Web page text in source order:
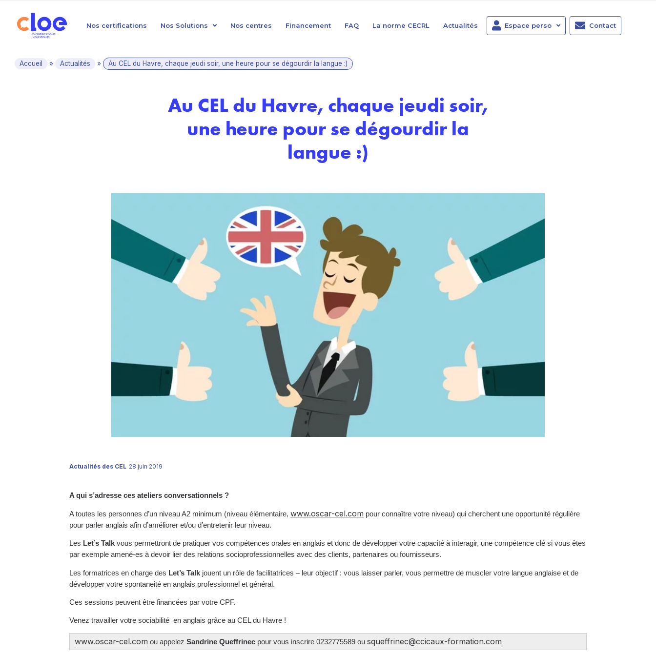
Nos certifications Nos Solutions Nos centres Financement FAQ La norme CECRL Actualités Espace perso Contact
Accueil » Actualités » Au CEL du Havre, chaque jeudi soir, une heure pour se dégourdir la langue :)
Au CEL du Havre, chaque jeudi soir,
une heure pour se dégourdir la
langue :)
Actualités des CEL 28 juin 2019
A qui s’adresse ces ateliers conversationnels ?
A toutes les personnes d’un niveau A2 minimum (niveau élémentaire, www.oscar-cel.com pour connaître votre niveau) qui cherchent une opportunité régulière
pour parler anglais afin d’améliorer et/ou d’entretenir leur niveau.
Les Let’s Talk vous permettront de pratiquer vos compétences orales en anglais et donc de développer votre capacité à interagir, une compétence clé si vous êtes
par exemple amené-es à devoir lier des relations socioprofessionnelles avec des clients, partenaires ou fournisseurs.
Les formatrices en charge des Let’s Talk jouent un rôle de facilitatrices – leur objectif : vous laisser parler, vous permettre de muscler votre langue anglaise et de
développer votre spontaneité en anglais professionnel et général.
Ces sessions peuvent être financées par votre CPF.
Venez travailler votre sociabilité en anglais grâce au CEL du Havre !
www.oscar-cel.com ou appelez Sandrine Queffrinec pour vous inscrire 0232775589 ou squeffrinec@ccicaux-formation.com